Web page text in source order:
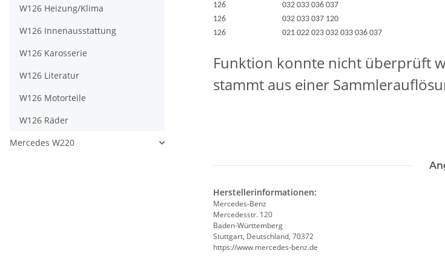
126
032 033 036 037
126
032 033 037 120
126
021 022 023 032 033 036 037
Funktion konnte nicht überprüft
stammt aus einer
Herstellerinformationen:
Mercedes-Benz
Mercedesstr. 120
Baden-Württemberg
Stuttgart, Deutschland, 70372
https://www.mercedes-benz.de
W126 Heizung/Klima
W126 Innenausstattung
W126 Karosserie
W126 Literatur
W126 Motorteile
W126 Räder
Mercedes W220